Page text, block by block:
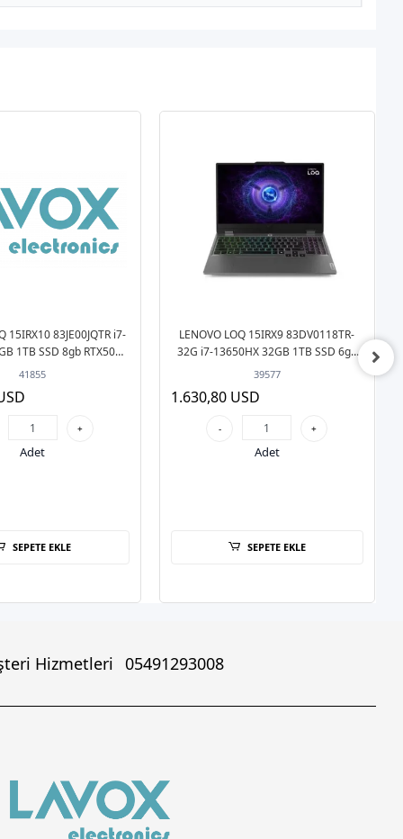
15IRX10 83JE00JQTR i7-
1TB SSD 8gb RTX5060
Gaming Notebook
41855
+
Adet
SEPETE EKLE
LENOVO LOQ 15IRX9 83DV0118TR-
32G i7-13650HX 32GB 1TB SSD 6gb
RTX4050 15.6" DOS Gaming Notebook
39577
1.630,80 USD
- +
Adet
SEPETE EKLE
Hizmetleri 05491293008